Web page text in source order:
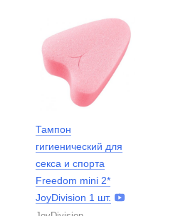
Тампон
гигиенический для
секса и спорта
Freedom mini 2*
JoyDivision 1 шт.